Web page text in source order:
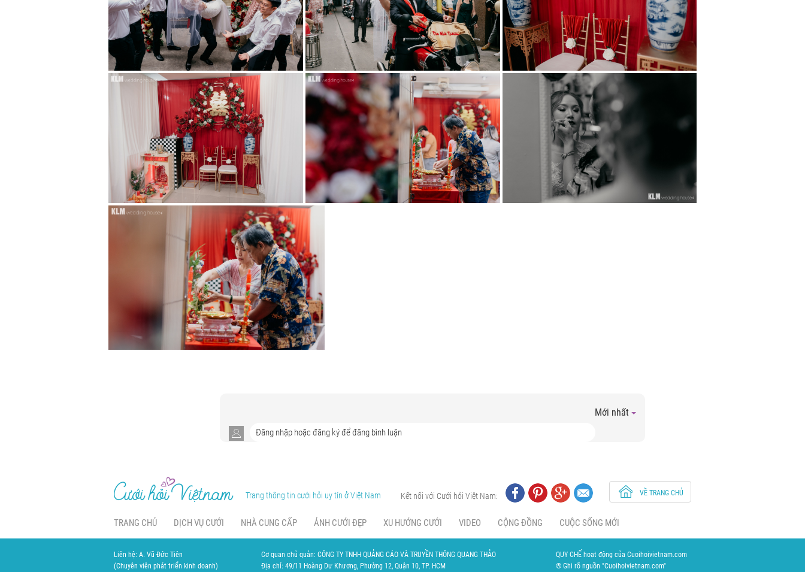
Mới nhất
Trang thông tin cưới hỏi uy tín ở Việt Nam Kết nối với Cưới hỏi Việt Nam: VỀ TRANG CHỦ
TRANG CHỦ DỊCH VỤ CƯỚI NHÀ CUNG CẤP ẢNH CƯỚI ĐẸP XU HƯỚNG CƯỚI VIDEO CỘNG ĐỒNG CUỘC SỐNG MỚI
Liên hệ: A. Vũ Đức Tiên
(Chuyên viên phát triển kinh doanh)
Cơ quan chủ quản: CÔNG TY TNHH QUẢNG CÁO VÀ TRUYỀN THÔNG QUANG THẢO
Địa chỉ: 49/11 Hoàng Dư Khương, Phường 12, Quận 10, TP. HCM
QUY CHẾ hoạt động của Cuoihoivietnam.com
® Ghi rõ nguồn "Cuoihoivietnam.com"